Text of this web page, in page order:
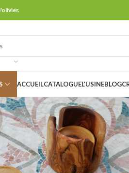
ACCUEILCATALOGUEL’USINEBLOG